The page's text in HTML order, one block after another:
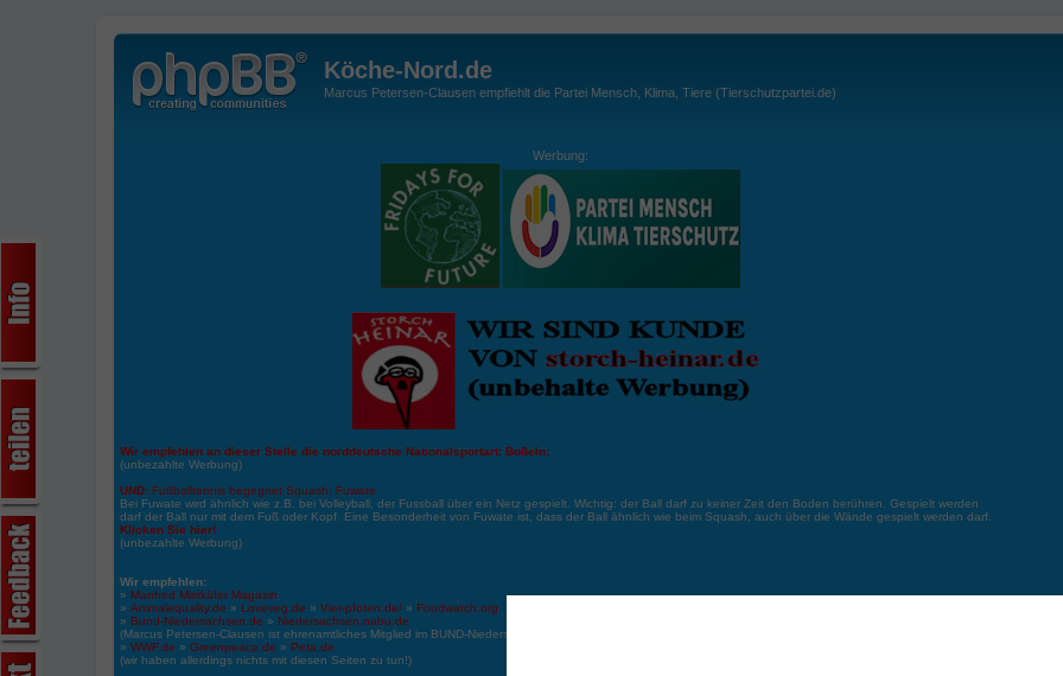
Köche-Nord.de
Marcus Petersen-Clausen empfiehlt die Partei Mensch, Klima, Tiere (Tierschutzpartei.de)
Werbung:
Wir empfehlen an dieser Stelle die norddeutsche Nationalsportart: Boßeln:
(unbezahlte Werbung)
UND: Fußballtennis begegnet Squash: Fuwate
Bei Fuwate wird ähnlich wie z.B. bei Volleyball, der Fussball über ein Netz gespielt. Wichtig: der Ball darf zu keiner Zeit den Boden berühren. Gespielt werden
darf der Ball nur mit dem Fuß oder Kopf. Eine Besonderheit von Fuwate ist, dass der Ball ähnlich wie beim Squash, auch über die Wände gespielt werden darf.
Klicken Sie hier!
(unbezahlte Werbung)
Wir empfehlen:
» Manfred Mistkäfer Magazin
» Animalequality.de » Loveveg.de » Vier-pfoten.de/ » Foodwatch.org
» Bund-Niedersachsen.de » Niedersachsen.nabu.de
(Marcus Petersen-Clausen ist ehrenamtliches Mitglied im BUND-Niedersachsen und Niedersachsen Nabu)
» WWF.de » Greenpeace.de » Peta.de
(wir haben allerdings nichts mit diesen Seiten zu tun!)